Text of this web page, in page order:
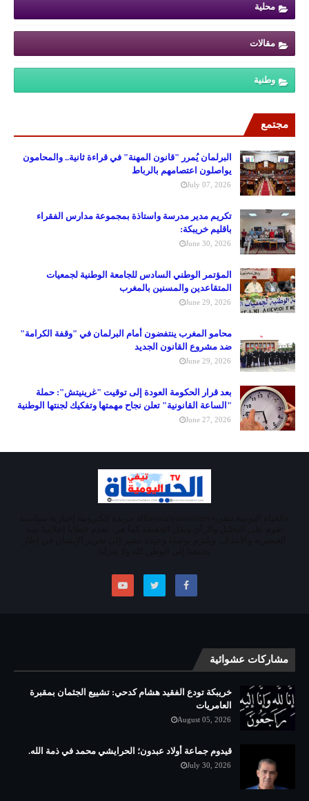
محلية
مقالات
وطنية
مجتمع
البرلمان يُمرر "قانون المهنة" في قراءة ثانية.. والمحامون
يواصلون اعتصامهم بالرباط
July 07, 2026
تكريم مدير مدرسة واستاذة بمجموعة مدارس الفقراء
باقليم خريبكة:
June 30, 2026
المؤتمر الوطني السادس للجامعة الوطنية لجمعيات
المتقاعدين والمسنين بالمغرب
June 29, 2026
محامو المغرب ينتفضون أمام البرلمان في "وقفة الكرامة"
ضد مشروع القانون الجديد
June 29, 2026
بعد قرار الحكومة العودة إلى توقيت "غرينيتش": حملة
"الساعة القانونية" تعلن نجاح مهمتها وتفكيك لجنتها الوطنية
June 27, 2026
مشاركات عشوائية
خريبكة تودع الفقيد هشام كدحي: تشييع الجثمان بمقبرة
العامريات
August 05, 2026
قيدوم جماعة أولاد عبدون؛ الحرايشي محمد في ذمة الله.
July 30, 2026